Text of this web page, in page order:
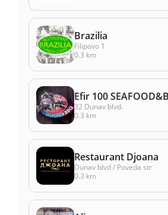
Brazilia
Filipovo 1
0.3 km
Efir 100
32 Dunav blvd.
0.3 km
Restaurant Djoana
Dunav blvd / Poveda str
0.3 km